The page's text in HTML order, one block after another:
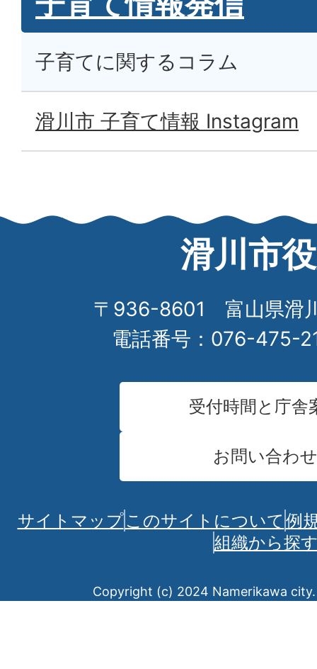
子育てに関するコラム
滑川市 子育て情報 Instagram
滑川市
〒936-8601 富山県滑
電話番号：076-475-
受付時間と庁舎
お問い合わせ
サイトマップこのサイトについて 例
組織から探
Copyright (c) 2024 Namerikawa